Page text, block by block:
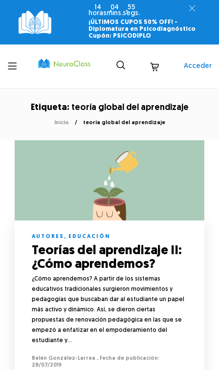
14
horas
04
mins.
54
segs.
¡ÚLTIMOS CUPOS 50% OFF! -
Diplomatura en Psicodiagnóstico
Cupón: PSICODIPLO
Toggle
menu
Acceder
Etiqueta: teoría global del aprendizaje
Inicio teoría global del aprendizaje
AUTORES , EDUCACIÓN
Teorías del aprendizaje II:
¿Cómo aprendemos?
¿Cómo aprendemos? A partir de los sistemas
educativos tradicionales surgieron movimientos y
pedagogías que buscaban dar al estudiante un papel
más activo y dinámico. Así, se dieron ciertas
propuestas de renovación pedagógica en las que se
empezó a enfatizar en el empoderamiento del
estudiante y…
Belén González-Larrea ,
28/07/2019